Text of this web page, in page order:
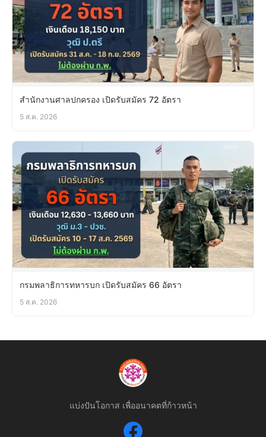
สำนักงานศาลปกครอง เปิดรับสมัคร 72 อัตรา
5 ส.ค. 2026
กรมพลาธิการทหารบก เปิดรับสมัคร 66 อัตรา
5 ส.ค. 2026
แบ่งปันโอกาส เพื่ออนาคตที่ก้าวหน้า